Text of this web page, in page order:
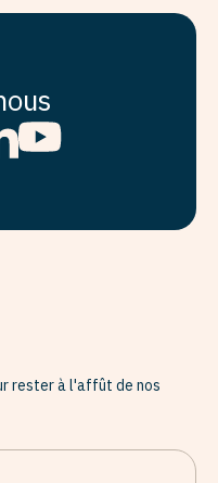
rester à l'affût de nos